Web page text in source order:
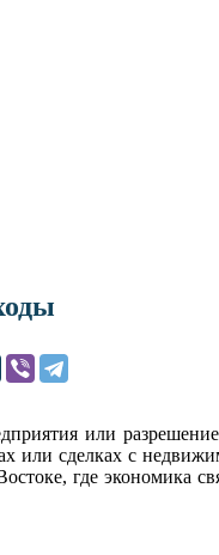
или
или сделках с
где экономика